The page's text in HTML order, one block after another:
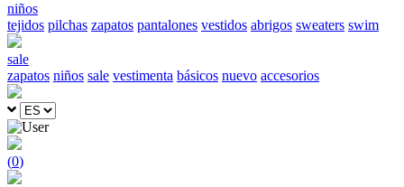
niños
tejidos pilchas zapatos pantalones vestidos abrigos sweaters swim
sale
zapatos niños sale vestimenta básicos nuevo accesorios
(0)